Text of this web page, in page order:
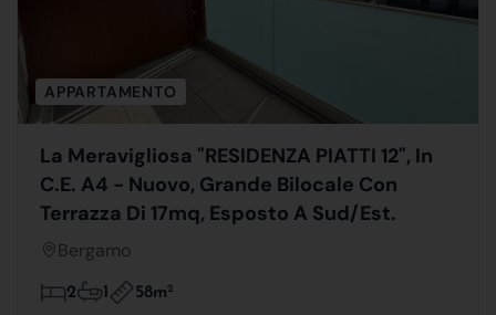
APPARTAMENTO
La Meravigliosa "RESIDENZA PIATTI 12", In
C.E. A4 - Nuovo, Grande Bilocale Con
Terrazza Di 17mq, Esposto A Sud/Est.
Bergamo
2 1 58m2